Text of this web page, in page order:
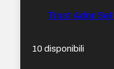
Trust Ador Set
10 disponibili